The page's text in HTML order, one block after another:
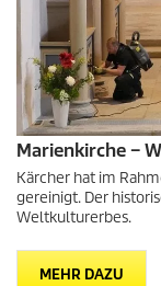
Marienkirche –
Kärcher hat im
gereinigt. Der
Weltkulturerbes.
MEHR DAZU